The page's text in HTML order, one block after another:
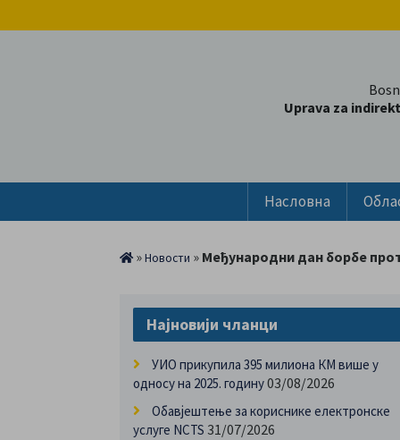
Uprava za
Насловна
»Новости » Међународни дан борбе
Најновији чланци
УИО прикупила 395 милиона КМ више у
односу на 2025. годину03/08/2026
Обавјештење за кориснике електронске
услуге NCTS 31/07/2026